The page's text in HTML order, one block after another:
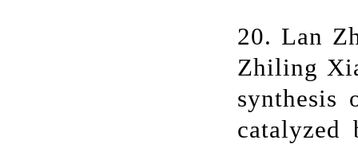
20. Lan
Zhiling
synthesis